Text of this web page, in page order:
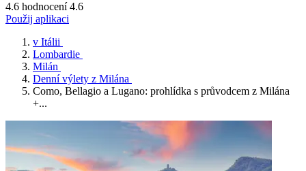
4.6 hodnocení 4.6
Použij aplikaci
v Itálii
Lombardie
Milán
Denní výlety z Milána
Como, Bellagio a Lugano: prohlídka s průvodcem z Milána
+...